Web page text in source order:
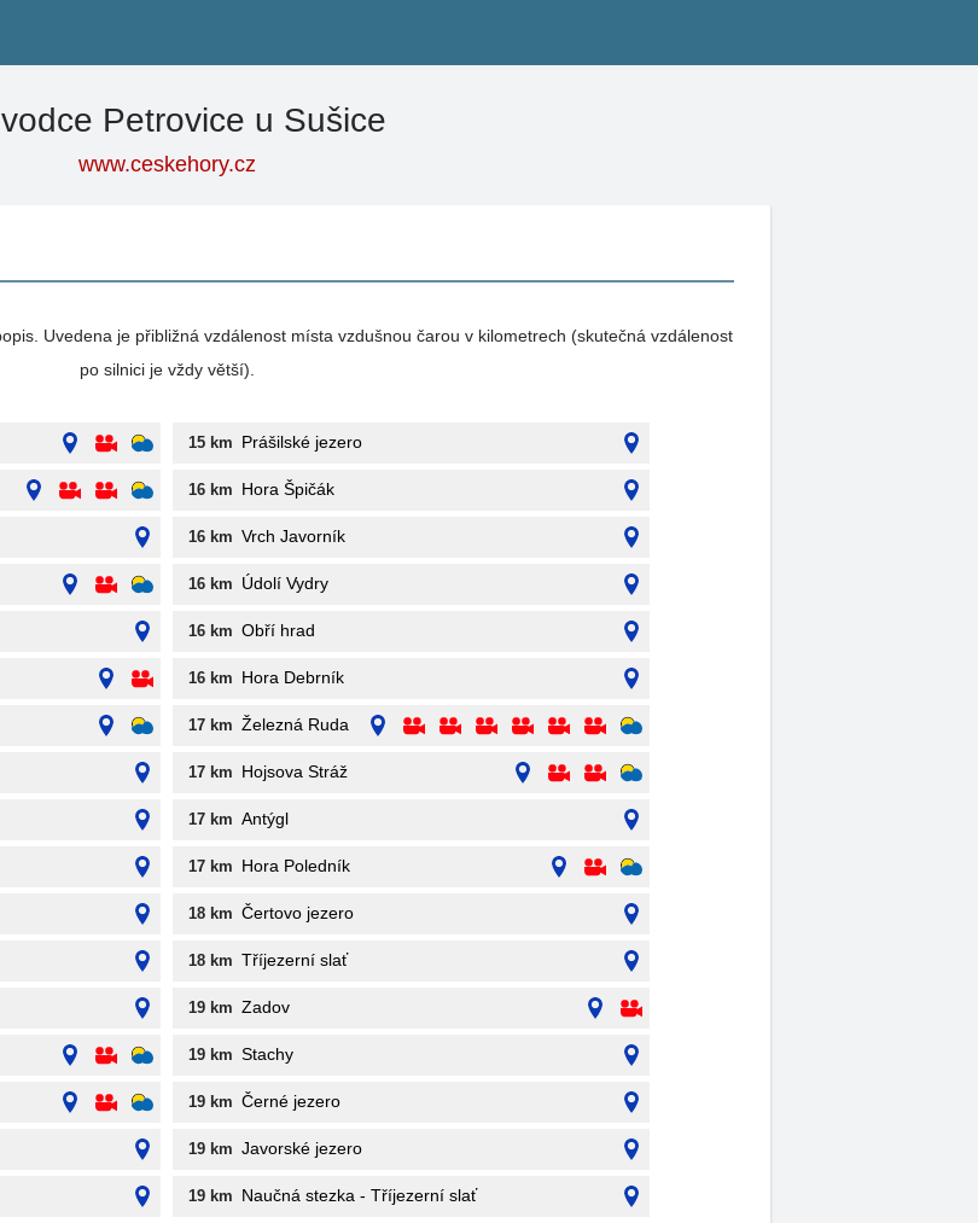
Petrovice u Sušice
www.ceskehory.cz
Uvedena je přibližná vzdálenost místa vzdušnou čarou v kilometrech (skutečná vzdálenost
po silnici je vždy větší).
15 km Prášilské jezero
16 km Hora Špičák
16 km Vrch Javorník
16 km Údolí Vydry
16 km Obří hrad
16 km Hora Debrník
17 km Železná Ruda
17 km Hojsova Stráž
17 km Antýgl
17 km Hora Poledník
18 km Čertovo jezero
18 km Tříjezerní slať
19 km Zadov
19 km Stachy
19 km Černé jezero
19 km Javorské jezero
19 km Naučná stezka - Tříjezerní slať